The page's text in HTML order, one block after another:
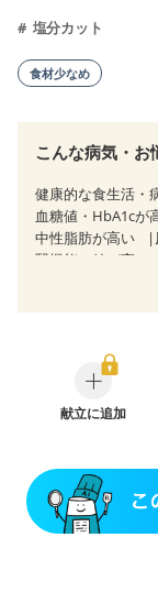
塩分カット
食材少なめ
こんな病気・お
健康的な食生活・
血糖値・HbA1cが
中性脂肪が高い
腎機能の値が高い
糖尿病性腎症（第
CKD（ステージ２）
乳がん（抗がん剤
味の感じ方が変わ
骨粗しょう症
ニキビ・肌荒れ
献立に追加